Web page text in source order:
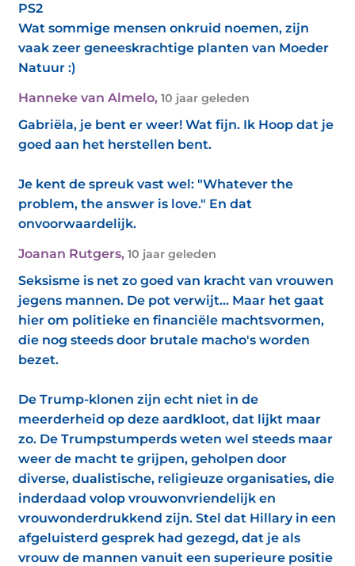
PS2
Wat sommige mensen onkruid noemen, zijn
vaak zeer geneeskrachtige planten van Moeder
Natuur :)
Hanneke van Almelo, 10 jaar geleden
Gabriëla, je bent er weer! Wat fijn. Ik Hoop dat je
goed aan het herstellen bent.
Je kent de spreuk vast wel: "Whatever the
problem, the answer is love." En dat
onvoorwaardelijk.
Joanan Rutgers, 10 jaar geleden
Seksisme is net zo goed van kracht van vrouwen
jegens mannen. De pot verwijt... Maar het gaat
hier om politieke en financiële machtsvormen,
die nog steeds door brutale macho's worden
bezet.
De Trump-klonen zijn echt niet in de
meerderheid op deze aardkloot, dat lijkt maar
zo. De Trumpstumperds weten wel steeds maar
weer de macht te grijpen, geholpen door
diverse, dualistische, religieuze organisaties, die
inderdaad volop vrouwonvriendelijk en
vrouwonderdrukkend zijn. Stel dat Hillary in een
afgeluisterd gesprek had gezegd, dat je als
vrouw de mannen vanuit een superieure positie